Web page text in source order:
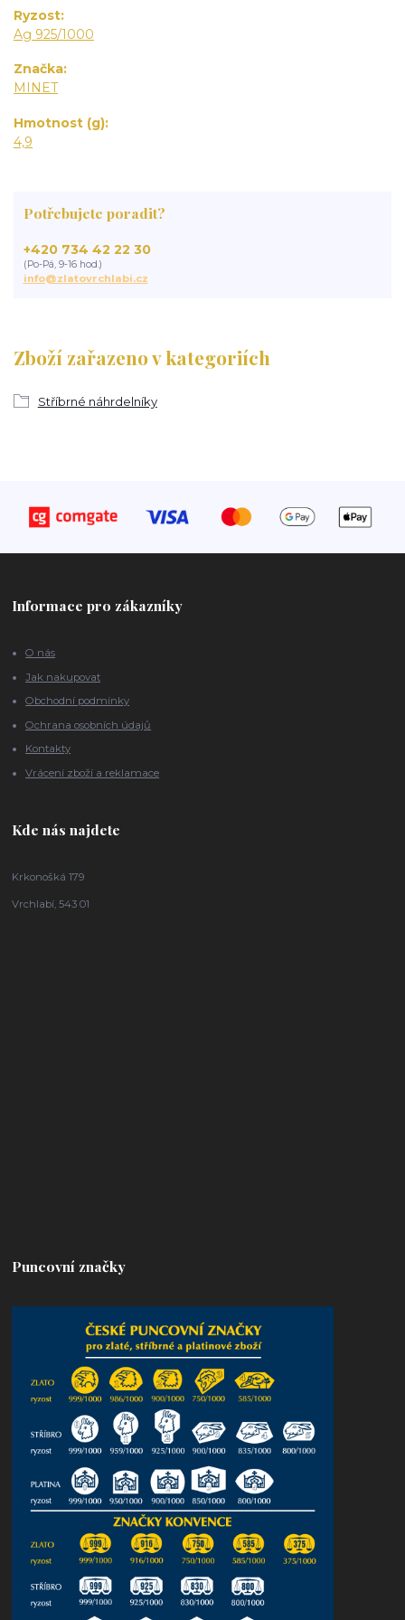
Ryzost
Ag 925/1000
Značka
MINET
Hmotnost (g)
4,9
Zboží zařazeno v kategoriích
Stříbrné náhrdelníky
Potřebujete poradit?
+420 734 42 22 30
(Po-Pá, 9-16 hod.)
info@zlatovrchlabi.cz
Informace pro zákazníky
O nás
Jak nakupovat
Obchodní podmínky
Ochrana osobních údajů
Kontakty
Vrácení zboží a reklamace
Kde nás najdete
Krkonošká 179
Vrchlabí, 543 01
Puncovní značky